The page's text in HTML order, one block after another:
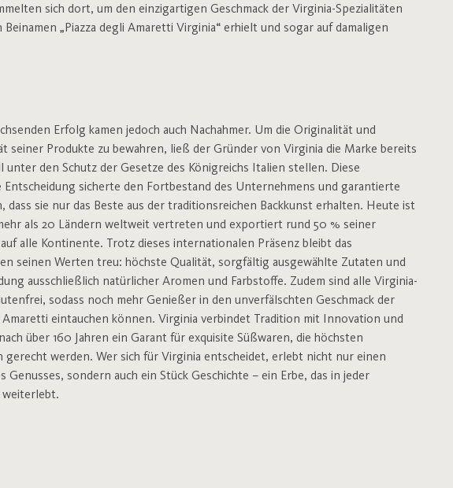
sich dort, um den einzigartigen Geschmack der Virginia-Spezialitäten
„Piazza degli Amaretti Virginia“ erhielt und sogar auf damaligen
Erfolg kamen jedoch auch Nachahmer. Um die Originalität und
seiner Produkte zu bewahren, ließ der Gründer von Virginia die Marke bereits
unter den Schutz der Gesetze des Königreichs Italien stellen. Diese
Entscheidung sicherte den Fortbestand des Unternehmens und garantierte
dass sie nur das Beste aus der traditionsreichen Backkunst erhalten. Heute ist
als 20 Ländern weltweit vertreten und exportiert rund 50 % seiner
alle Kontinente. Trotz dieses internationalen Präsenz bleibt das
seinen Werten treu: höchste Qualität, sorgfältig ausgewählte Zutaten und
ausschließlich natürlicher Aromen und Farbstoffe. Zudem sind alle Virginia-
sodass noch mehr Genießer in den unverfälschten Geschmack der
Amaretti eintauchen können. Virginia verbindet Tradition mit Innovation und
über 160 Jahren ein Garant für exquisite Süßwaren, die höchsten
gerecht werden. Wer sich für Virginia entscheidet, erlebt nicht nur einen
Genusses, sondern auch ein Stück Geschichte – ein Erbe, das in jeder
weiterlebt.